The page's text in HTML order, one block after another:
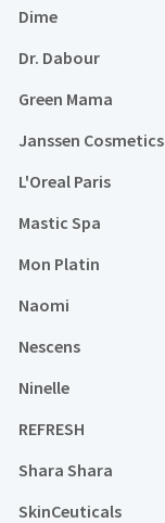
Dime
Dr. Dabour
Green Mama
Janssen Cosmetics
L'Oreal Paris
Mastic Spa
Mon Platin
Naomi
Nescens
Ninelle
REFRESH
Shara Shara
SkinCeuticals